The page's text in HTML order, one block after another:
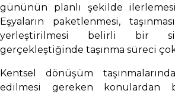
gününün planlı şekilde
Eşyaların paketlenmesi,
yerleştirilmesi belirli bir
gerçekleştiğinde taşınma süreci
Kentsel dönüşüm
edilmesi gereken konulardan